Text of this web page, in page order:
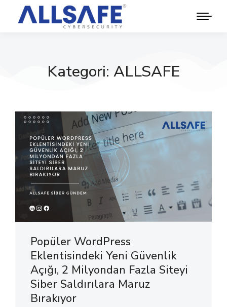
Kategori: ALLSAFE
Popüler WordPress
Eklentisindeki Yeni Güvenlik
Açığı, 2 Milyondan Fazla Siteyi
Siber Saldırılara Maruz
Bırakıyor